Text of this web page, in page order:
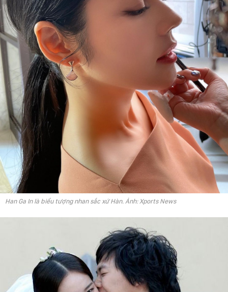
Han Ga In là biểu tượng nhan sắc xứ Hàn. Ảnh: Xports News